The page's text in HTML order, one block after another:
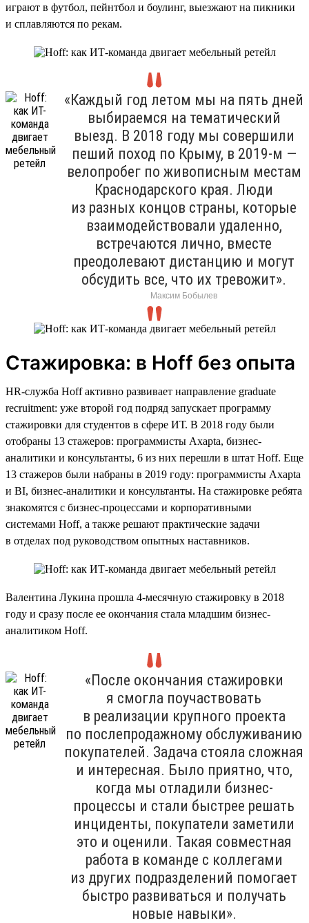
играют в футбол, пейнтбол и боулинг, выезжают на пикники
и сплавляются по рекам.
«Каждый год летом мы на пять дней
выбираемся на тематический
выезд. В 2018 году мы совершили
пеший поход по Крыму, в 2019-м —
велопробег по живописным местам
Краснодарского края. Люди
из разных концов страны, которые
взаимодействовали удаленно,
встречаются лично, вместе
преодолевают дистанцию и могут
обсудить все, что их тревожит».
Максим Бобылев
Стажировка: в Hoff без опыта
HR-служба Hoff активно развивает направление graduate
recruitment: уже второй год подряд запускает программу
стажировки для студентов в сфере ИТ. В 2018 году были
отобраны 13 стажеров: программисты Axapta, бизнес-
аналитики и консультанты, 6 из них перешли в штат Hoff. Еще
13 стажеров были набраны в 2019 году: программисты Axapta
и BI, бизнес-аналитики и консультанты. На стажировке ребята
знакомятся с бизнес-процессами и корпоративными
системами Hoff, а также решают практические задачи
в отделах под руководством опытных наставников.
Валентина Лукина прошла 4-месячную стажировку в 2018
году и сразу после ее окончания стала младшим бизнес-
аналитиком Hoff.
«После окончания стажировки
я смогла поучаствовать
в реализации крупного проекта
по послепродажному обслуживанию
покупателей. Задача стояла сложная
и интересная. Было приятно, что,
когда мы отладили бизнес-
процессы и стали быстрее решать
инциденты, покупатели заметили
это и оценили. Такая совместная
работа в команде с коллегами
из других подразделений помогает
быстро развиваться и получать
новые навыки».